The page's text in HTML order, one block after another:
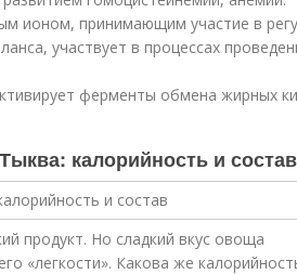
ионом, принимающим участие в
участвует в процессах
ферменты обмена жирных
калорийность и состав
продукт. Но сладкий вкус овоща
«легкости». Какова же